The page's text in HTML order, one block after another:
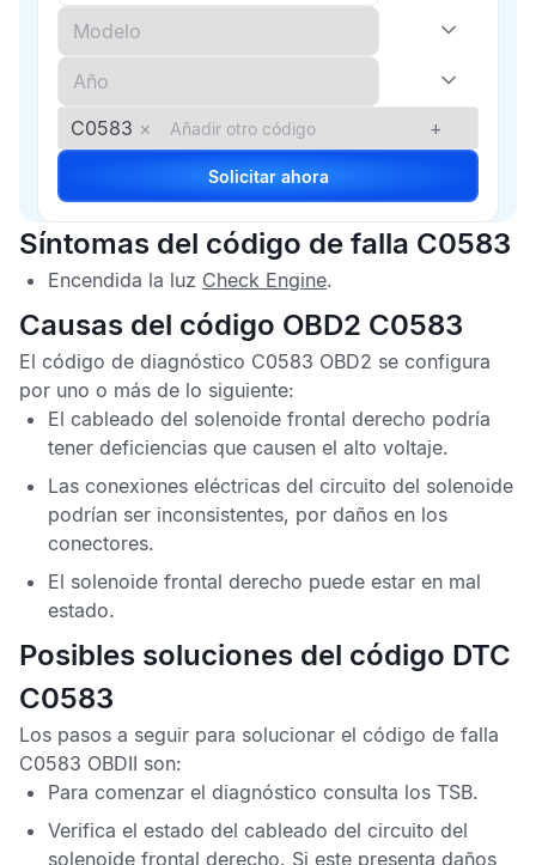
C0583 × +
Solicitar ahora
Síntomas del código de falla C0583
Encendida la luz Check Engine.
Causas del código OBD2 C0583
El código de diagnóstico C0583 OBD2 se configura
por uno o más de lo siguiente:
El cableado del solenoide frontal derecho podría
tener deficiencias que causen el alto voltaje.
Las conexiones eléctricas del circuito del solenoide
podrían ser inconsistentes, por daños en los
conectores.
El solenoide frontal derecho puede estar en mal
estado.
Posibles soluciones del código DTC
C0583
Los pasos a seguir para solucionar el código de falla
C0583 OBDII son:
Para comenzar el diagnóstico consulta los TSB.
Verifica el estado del cableado del circuito del
solenoide frontal derecho. Si este presenta daños